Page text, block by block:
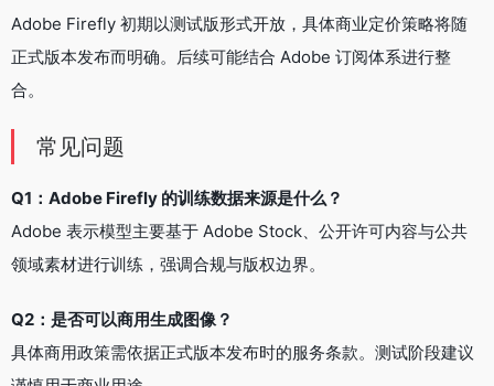
Adobe Firefly 初期以测试版形式开放，具体商业定价策略将随
正式版本发布而明确。后续可能结合 Adobe 订阅体系进行整
合。
常见问题
Q1：Adobe Firefly 的训练数据来源是什么？
Adobe 表示模型主要基于 Adobe Stock、公开许可内容与公共
领域素材进行训练，强调合规与版权边界。
Q2：是否可以商用生成图像？
具体商用政策需依据正式版本发布时的服务条款。测试阶段建议